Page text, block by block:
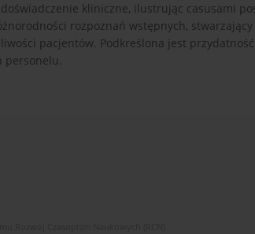
kliniczne, ilustrując casusami
rozpoznań wstępnych, stwarzający
pacjentów. Podkreślona jest
personelu.